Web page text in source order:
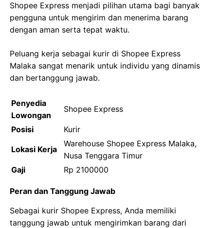
Shopee Express menjadi pilihan utama bagi banyak
pengguna untuk mengirim dan menerima barang
dengan aman serta tepat waktu.
Peluang kerja sebagai kurir di Shopee Express
Malaka sangat menarik untuk individu yang dinamis
dan bertanggung jawab.
Penyedia
Lowongan
Shopee Express
Posisi Kurir
Lokasi Kerja
Warehouse Shopee Express Malaka,
Nusa Tenggara Timur
Gaji
Rp 2100000
Peran dan Tanggung Jawab
Sebagai kurir Shopee Express, Anda memiliki
tanggung jawab untuk mengirimkan barang dari